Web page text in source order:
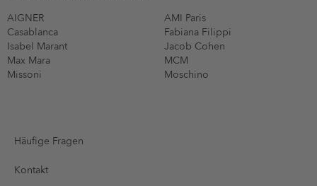
AIGNER
AMI Paris
Casablanca
Fabiana Filippi
Isabel Marant
Jacob Cohen
Max Mara
MCM
Missoni
Moschino
Häufige Fragen
Kontakt